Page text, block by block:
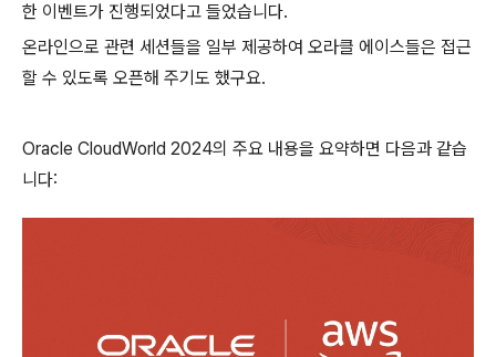
한 이벤트가 진행되었다고 들었습니다.
온라인으로 관련 세션들을 일부 제공하여 오라클 에이스들은 접근
할 수 있도록 오픈해 주기도 했구요.
Oracle CloudWorld 2024의 주요 내용을 요약하면 다음과 같습
니다: